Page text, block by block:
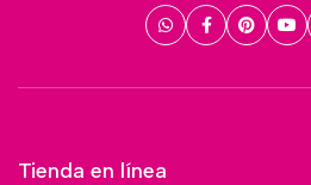
Tienda en línea